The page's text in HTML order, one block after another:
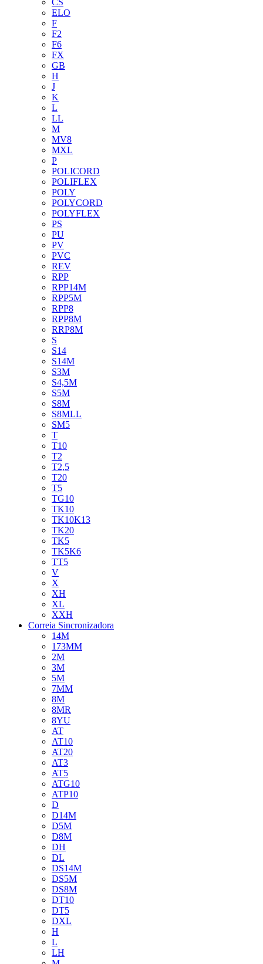
CS
ELO
F
F2
F6
FX
GB
H
J
K
L
LL
M
MV8
MXL
P
POLICORD
POLIFLEX
POLY
POLYCORD
POLYFLEX
PS
PU
PV
PVC
REV
RPP
RPP14M
RPP5M
RPP8
RPP8M
RRP8M
S
S14
S14M
S3M
S4,5M
S5M
S8M
S8MLL
SM5
T
T10
T2
T2,5
T20
T5
TG10
TK10
TK10K13
TK20
TK5
TK5K6
TT5
V
X
XH
XL
XXH
Correia Sincronizadora
14M
173MM
2M
3M
5M
7MM
8M
8MR
8YU
AT
AT10
AT20
AT3
AT5
ATG10
ATP10
D
D14M
D5M
D8M
DH
DL
DS14M
DS5M
DS8M
DT10
DT5
DXL
H
L
LH